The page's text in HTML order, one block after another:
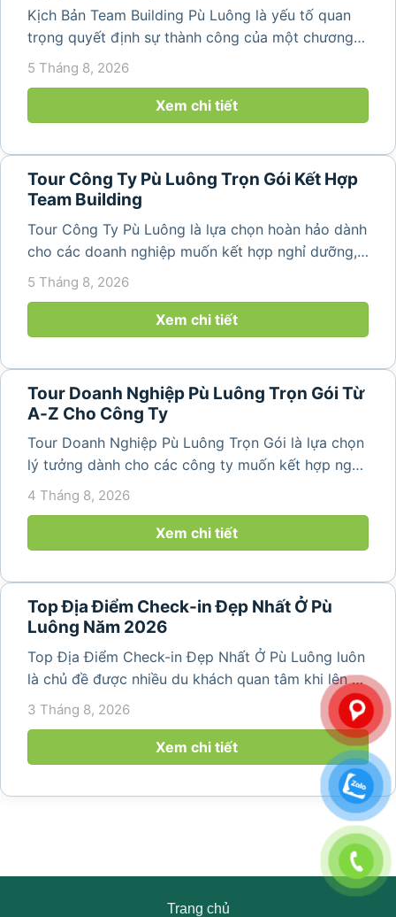
Kịch Bản Team Building Pù Luông là yếu tố quan
trọng quyết định sự thành công của một chương
trình du lịch doanh nghiệp. Một kịch bản được xây
giây vui vẻ, sôi động mà còn...
5 Tháng 8, 2026
Xem chi tiết
Tour Công Ty Pù Luông Trọn Gói Kết Hợp
Team Building
Tour Công Ty Pù Luông là lựa chọn hoàn hảo dành
cho các doanh nghiệp muốn kết hợp nghỉ dưỡng,
team building và gắn kết tập thể trong không gian
thiên nhiên trong lành. Chỉ cách Hà Nội và Thanh
Hóa vài giờ di chuyển,...
5 Tháng 8, 2026
Xem chi tiết
Tour Doanh Nghiệp Pù Luông Trọn Gói Từ
A-Z Cho Công Ty
Tour Doanh Nghiệp Pù Luông Trọn Gói là lựa chọn
lý tưởng dành cho các công ty muốn kết hợp nghỉ
dưỡng, gắn kết đội ngũ và tái tạo năng lượng sau
thiên nhiên trong lành,...
4 Tháng 8, 2026
Xem chi tiết
Top Địa Điểm Check-in Đẹp Nhất Ở Pù
Luông Năm 2026
Top Địa Điểm Check-in Đẹp Nhất Ở Pù Luông luôn
là chủ đề được nhiều du khách quan tâm khi lên kế
hoạch khám phá vùng đất thiên nhiên nổi tiếng
của Thanh Hóa. Với ruộng bậc thang trải dài, bản
làng yên bình, thác...
3 Tháng 8, 2026
Xem chi tiết
Trang chủ